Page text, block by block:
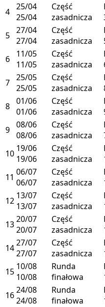
4 25/04
25/04
Część
zasadnicza
5 27/04
27/04
Część
zasadnicza
6
11/05
11/05
Część
zasadnicza
7 25/05
25/05
Część
zasadnicza
8 01/06
01/06
Część
zasadnicza
9 08/06
08/06
Część
zasadnicza
10 19/06
19/06
Część
zasadnicza
11 06/07
06/07
Część
zasadnicza
12 13/07
13/07
Część
zasadnicza
1320/07
20/07
Część
zasadnicza
1427/07
27/07
Część
zasadnicza
15 10/08
10/08
Runda
finałowa
1624/08
24/08
Runda
finałowa